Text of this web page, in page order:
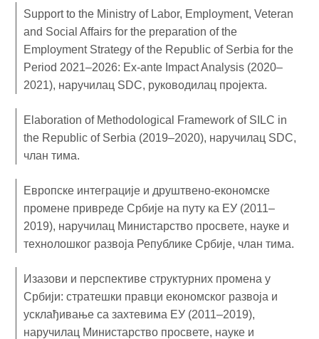
Support to the Ministry of Labor, Employment, Veteran
and Social Affairs for the preparation of the
Employment Strategy of the Republic of Serbia for the
Period 2021–2026: Ex-ante Impact Analysis (2020–
2021), наручилац SDC, руководилац пројекта.
Elaboration of Methodological Framework of SILC in
the Republic of Serbia (2019–2020), наручилац SDC,
члан тима.
Европске интеграције и друштвено-економске
промене привреде Србије на путу ка ЕУ (2011–
2019), наручилац Министарство просвете, науке и
технолошког развоја Републике Србије, члан тима.
Изазови и перспективе структурних промена у
Србији: стратешки правци економског развоја и
усклађивање са захтевима ЕУ (2011–2019),
наручилац Министарство просвете, науке и